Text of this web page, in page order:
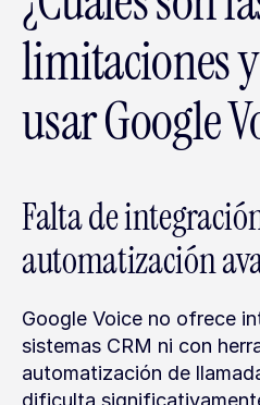
limitaciones
usar Google
Falta de
automatización
Google Voice no ofrece
sistemas CRM ni con
automatización de
dificulta